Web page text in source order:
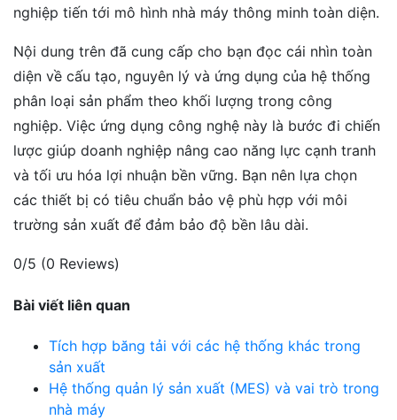
nghiệp tiến tới mô hình nhà máy thông minh toàn diện.
Nội dung trên đã cung cấp cho bạn đọc cái nhìn toàn
diện về cấu tạo, nguyên lý và ứng dụng của hệ thống
phân loại sản phẩm theo khối lượng trong công
nghiệp. Việc ứng dụng công nghệ này là bước đi chiến
lược giúp doanh nghiệp nâng cao năng lực cạnh tranh
và tối ưu hóa lợi nhuận bền vững. Bạn nên lựa chọn
các thiết bị có tiêu chuẩn bảo vệ phù hợp với môi
trường sản xuất để đảm bảo độ bền lâu dài.
0/5 (0 Reviews)
Bài viết liên quan
Tích hợp băng tải với các hệ thống khác trong
sản xuất
Hệ thống quản lý sản xuất (MES) và vai trò trong
nhà máy